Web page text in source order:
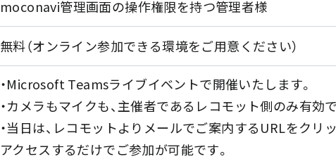
moconavi管理画面の操作権限を持つ管理者様
無料（オンライン参加できる環境をご用意ください）
・Microsoft Teamsライブイベントで開催いたします。
・カメラもマイクも、主催者であるレコモット側のみ有効で
・当日は、レコモットよりメールでご案内するURLをクリ
アクセスするだけでご参加が可能です。